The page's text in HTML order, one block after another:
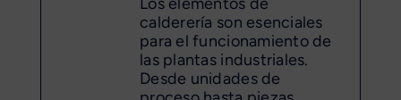
calderería son esenciales
para el funcionamiento de
las plantas industriales.
Desde unidades de